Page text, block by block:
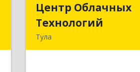
Центр Облачных
Технологий
Тула
Центр